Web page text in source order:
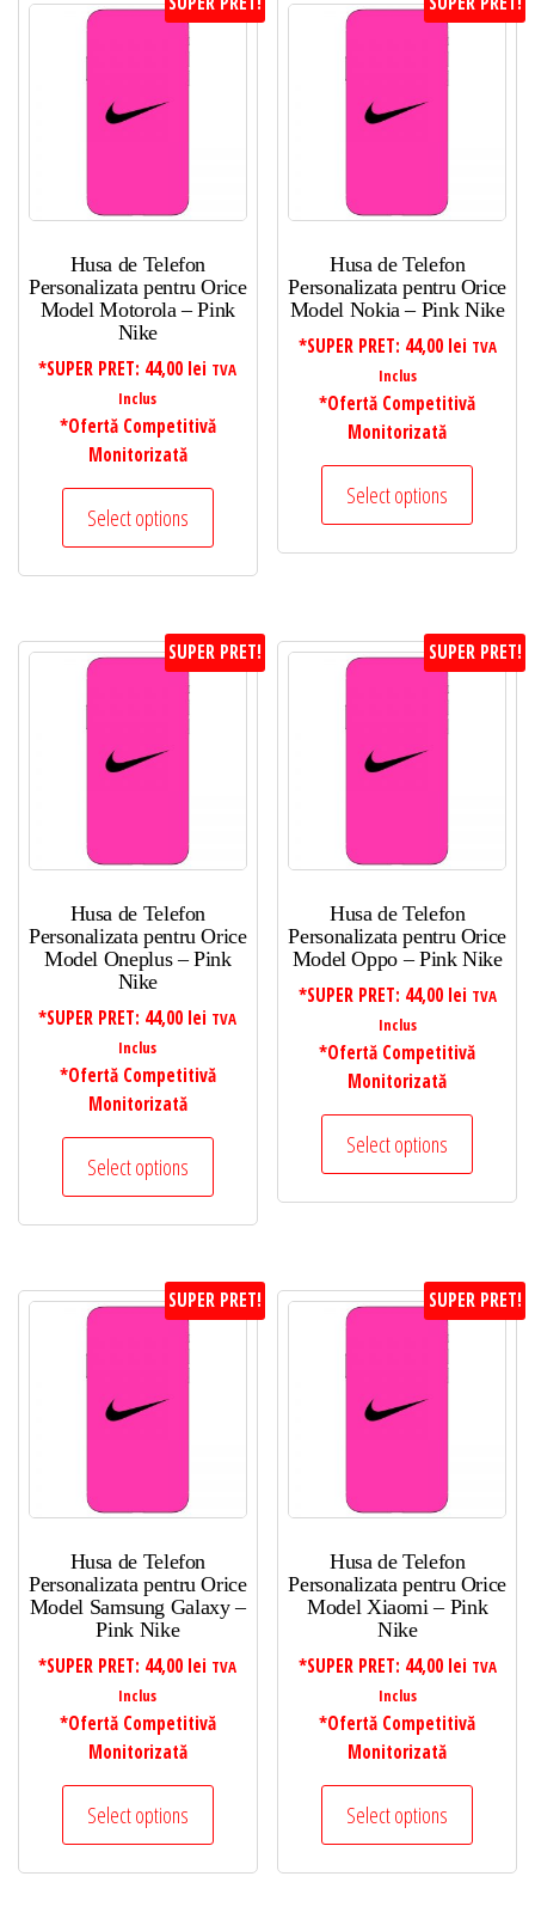
Husa de Telefon
Personalizata pentru Orice
Model Motorola – Pink
Nike
*SUPER PRET: 44,00 lei TVA
Inclus
*Ofertă Competitivă
Monitorizată
Select options
Husa de Telefon
Personalizata pentru Orice
Model Nokia – Pink Nike
*SUPER PRET: 44,00 lei TVA
Inclus
*Ofertă Competitivă
Monitorizată
Select options
SUPER PRET!
Husa de Telefon
Personalizata pentru Orice
Model Oneplus – Pink
Nike
*SUPER PRET: 44,00 lei TVA
Inclus
*Ofertă Competitivă
Monitorizată
Select options
SUPER PRET!
Husa de Telefon
Personalizata pentru Orice
Model Oppo – Pink Nike
*SUPER PRET: 44,00 lei TVA
Inclus
*Ofertă Competitivă
Monitorizată
Select options
SUPER PRET!
Husa de Telefon
Personalizata pentru Orice
Model Samsung Galaxy –
Pink Nike
*SUPER PRET: 44,00 lei TVA
Inclus
*Ofertă Competitivă
Monitorizată
Select options
SUPER PRET!
Husa de Telefon
Personalizata pentru Orice
Model Xiaomi – Pink
Nike
*SUPER PRET: 44,00 lei TVA
Inclus
*Ofertă Competitivă
Monitorizată
Select options